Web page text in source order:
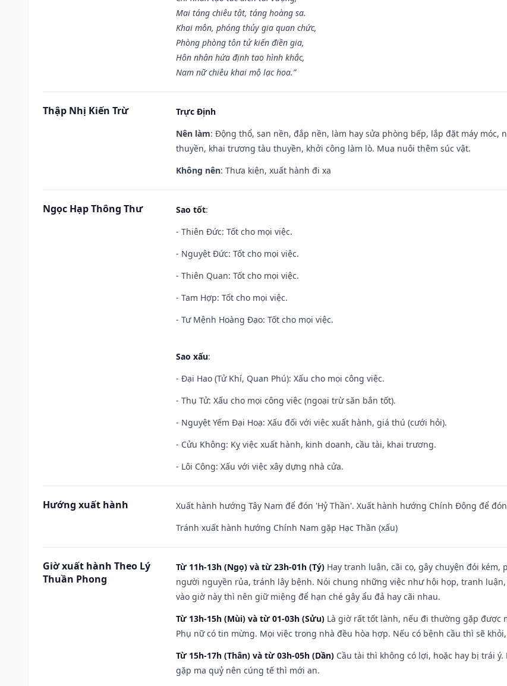
Mai táng chiêu tật, táng hoàng sa.
Khai môn, phóng thủy gia quan chức,
Phòng phòng tôn tử kiến điền gia,
Hôn nhân hứa định tao hình khắc,
Nam nữ chiêu khai mộ lạc hoa.”
Thập Nhị Kiến Trừ
Trực Định
Nên làm: Động thổ, san nền, đắp nền, làm hay sửa phòng bếp, lắp đặt máy
thuyền, khai trương tàu thuyền, khởi công làm lò. Mua nuôi thêm súc vật.
Không nên: Thưa kiện, xuất hành đi xa
Ngọc Hạp Thông Thư Sao tốt:
- Thiên Đức: Tốt cho mọi việc.
- Nguyệt Đức: Tốt cho mọi việc.
- Thiên Quan: Tốt cho mọi việc.
- Tam Hợp: Tốt cho mọi việc.
- Tư Mệnh Hoàng Đạo: Tốt cho mọi việc.
Sao xấu:
- Đại Hao (Tử Khí, Quan Phú): Xấu cho mọi công việc.
- Thụ Tử: Xấu cho mọi công việc (ngoại trừ săn bắn tốt).
- Nguyệt Yếm Đại Hoạ: Xấu đối với việc xuất hành, giá thú (cưới hỏi).
- Cửu Không: Kỵ việc xuất hành, kinh doanh, cầu tài, khai trương.
- Lôi Công: Xấu với việc xây dựng nhà cửa.
Hướng xuất hành
Xuất hành hướng Tây Nam để đón 'Hỷ Thần'. Xuất hành hướng Chính Đông để
Tránh xuất hành hướng Chính Nam gặp Hạc Thần (xấu)
Giờ xuất hành Theo Lý
Thuần Phong
Từ 11h-13h (Ngọ) và từ 23h-01h (Tý) Hay tranh luận, cãi cọ, gây chuyện đói
người nguyền rủa, tránh lây bệnh. Nói chung những việc như hội họp, tranh
vào giờ này thì nên giữ miệng để hạn ché gây ẩu đả hay cãi nhau.
Từ 13h-15h (Mùi) và từ 01-03h (Sửu) Là giờ rất tốt lành, nếu đi thường gặp được
Phụ nữ có tin mừng. Mọi việc trong nhà đều hòa hợp. Nếu có bệnh cầu thì sẽ
Từ 15h-17h (Thân) và từ 03h-05h (Dần) Cầu tài thì không có lợi, hoặc hay bị trái
gặp ma quỷ nên cúng tế thì mới an.